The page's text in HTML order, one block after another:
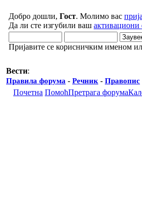
Добро дошли, Гост. Молимо вас
Да ли сте изгубили ваш активациони
Пријавите се корисничким именом
Вести:
Правила форума - Речник - Правопис
Почетна ПомоћПретрага форума